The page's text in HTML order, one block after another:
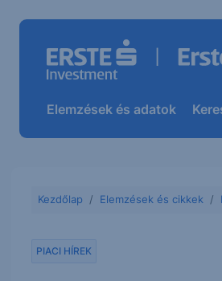
Elemzések és adatok
Kezdőlap Elemzések és cikkek
PIACI HÍREK